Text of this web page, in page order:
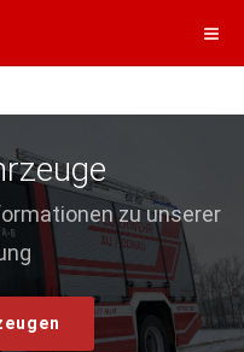
zu unserer